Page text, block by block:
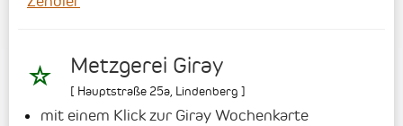
Metzgerei Giray
[ Hauptstraße 25a, Lindenberg ]
mit einem Klick zur Giray Wochenkarte